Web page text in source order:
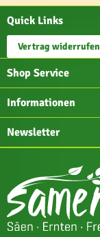
Quick Links
Vertrag widerrufen
Shop Service
Informationen
Newsletter